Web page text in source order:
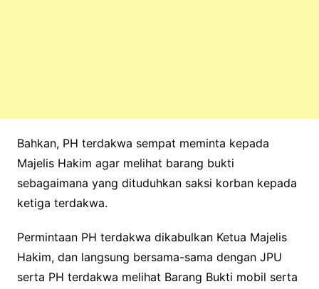
Bahkan, PH terdakwa sempat meminta kepada
Majelis Hakim agar melihat barang bukti
sebagaimana yang dituduhkan saksi korban kepada
ketiga terdakwa.
Permintaan PH terdakwa dikabulkan Ketua Majelis
Hakim, dan langsung bersama-sama dengan JPU
serta PH terdakwa melihat Barang Bukti mobil serta